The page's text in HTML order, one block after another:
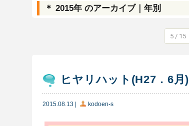
＊ 2015年 のアーカイブ｜年別
5 / 15
ヒヤリハット(H27．6月)
2015.08.13 kodoen-s